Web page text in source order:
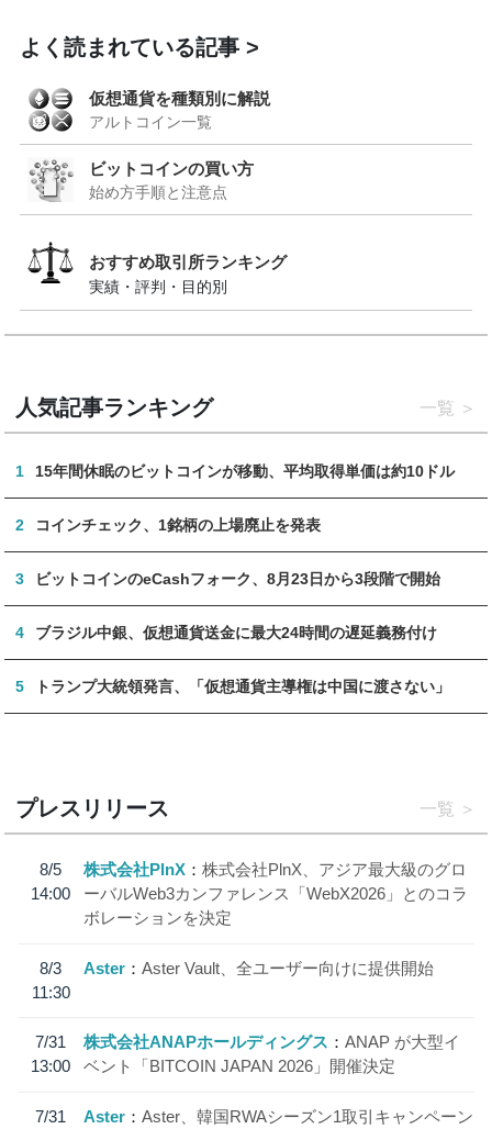
よく読まれている記事
仮想通貨を種類別に解説
アルトコイン一覧
ビットコインの買い方
始め方手順と注意点
おすすめ取引所ランキング
実績・評判・目的別
人気記事ランキング 一覧
1 15年間休眠のビットコインが移動、平均取得単価は約10ドル
2 コインチェック、1銘柄の上場廃止を発表
3 ビットコインのeCashフォーク、8月23日から3段階で開始
4 ブラジル中銀、仮想通貨送金に最大24時間の遅延義務付け
5 トランプ大統領発言、「仮想通貨主導権は中国に渡さない」
プレスリリース 一覧
8/5
14:00
株式会社PlnX
株式会社PlnX、アジア最大級のグロ
ーバルWeb3カンファレンス「WebX2026」とのコラ
ボレーションを決定
8/3
11:30
Aster Aster Vault、全ユーザー向けに提供開始
7/31
13:00
株式会社ANAPホールディングス
ANAP が大型イ
ベント「BITCOIN JAPAN 2026」開催決定
7/31
Aster
Aster、韓国RWAシーズン1取引キャンペーン